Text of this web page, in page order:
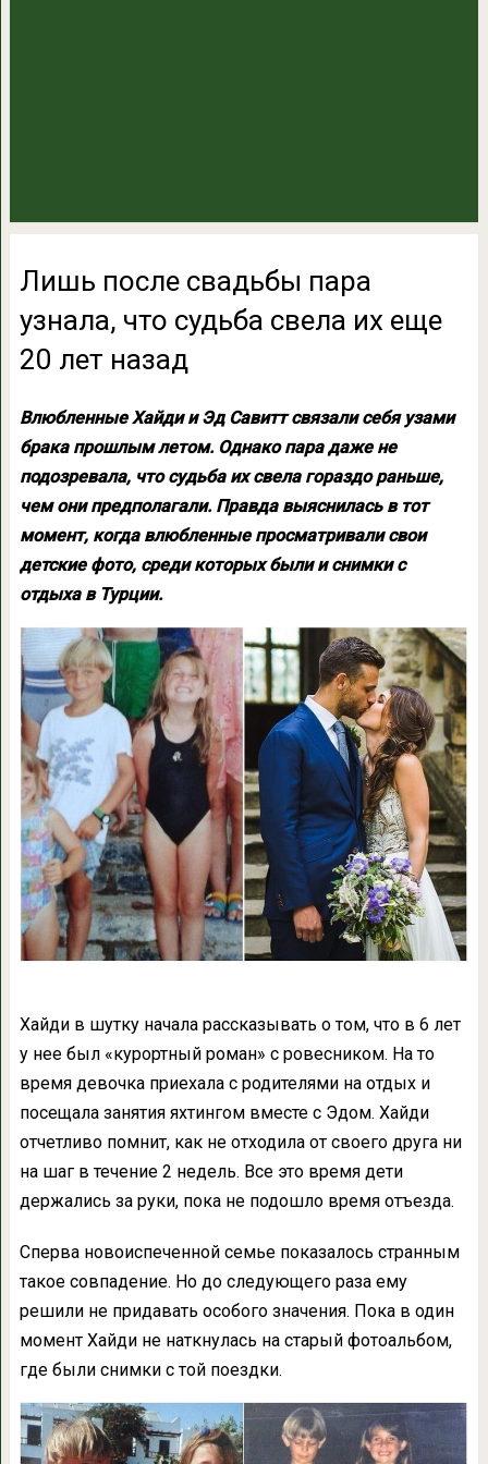
Лишь после свадьбы пара
узнала, что судьба свела их еще
20 лет назад
Влюбленные Хайди и Эд Савитт связали себя узами
брака прошлым летом. Однако пара даже не
подозревала, что судьба их свела гораздо раньше,
чем они предполагали. Правда выяснилась в тот
момент, когда влюбленные просматривали свои
детские фото, среди которых были и снимки с
отдыха в Турции.
Хайди в шутку начала рассказывать о том, что в 6 лет
у нее был «курортный роман» с ровесником. На то
время девочка приехала с родителями на отдых и
посещала занятия яхтингом вместе с Эдом. Хайди
отчетливо помнит, как не отходила от своего друга ни
на шаг в течение 2 недель. Все это время дети
держались за руки, пока не подошло время отъезда.
Сперва новоиспеченной семье показалось странным
такое совпадение. Но до следующего раза ему
решили не придавать особого значения. Пока в один
момент Хайди не наткнулась на старый фотоальбом,
где были снимки с той поездки.